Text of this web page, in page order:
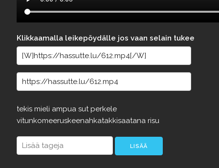
Klikkaamalla leikepöydälle jos vaan selain tukee
tekis mieli ampua sut perkele
vitunkomeeruskeenahkatakkisaatana risu